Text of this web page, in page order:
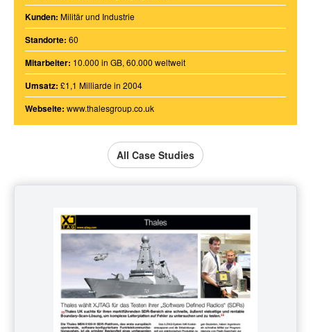
Kunden: Militär und Industrie
Standorte: 60
Mitarbeiter: 10.000 in GB, 60.000 weltweit
Umsatz: £1,1 Milliarde in 2004
Webseite: www.thalesgroup.co.uk
All Case Studies